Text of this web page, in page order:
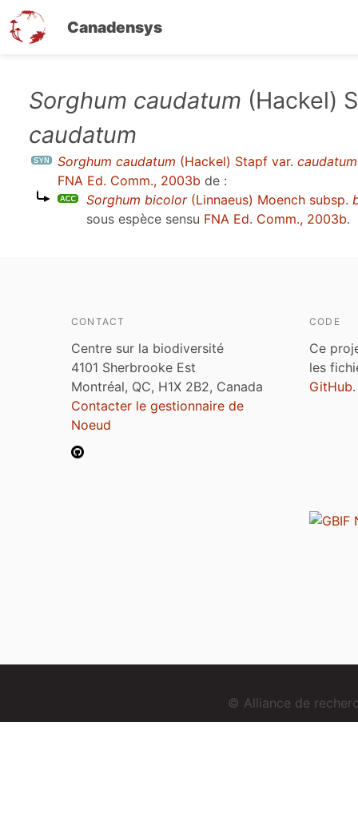
Canadensys
contenu
Sorghum caudatum (Hackel)
caudatum
Sorghum caudatum (Hackel) Stapf var. caudatum
FNA Ed. Comm., 2003b de :
Sorghum bicolor(Linnaeus) Moench subsp.
sous espèce sensu FNA Ed. Comm., 2003b.
CONTACT
Centre sur la biodiversité
4101 Sherbrooke Est
Montréal, QC, H1X 2B2, Canada
Contacter le gestionnaire de
Noeud
CODE
Ce
les
GitHub.
© Alliance de